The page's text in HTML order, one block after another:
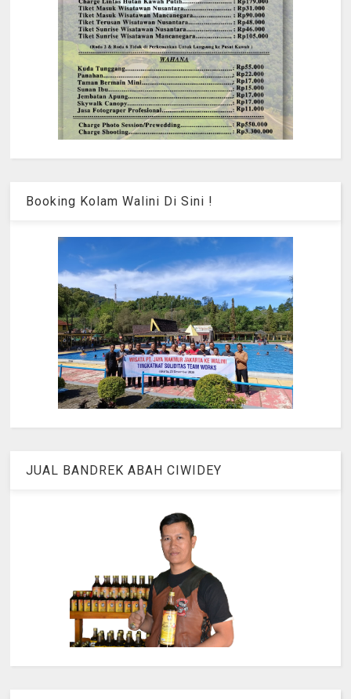
Booking Kolam Walini Di Sini !
JUAL BANDREK ABAH CIWIDEY